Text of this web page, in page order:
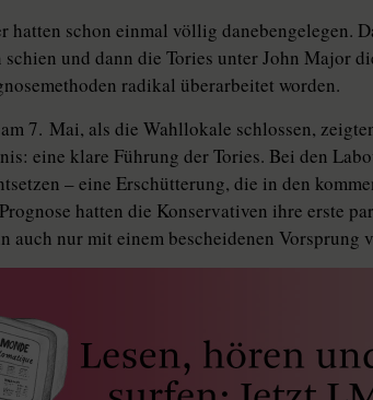
hatten schon einmal völlig danebengelegen.
und dann die Tories unter John Major
radikal überarbeitet worden.
7. Mai, als die Wahllokale schlossen,
eine klare Führung der Tories. Bei den
– eine Erschütterung, die in den
hatten die Konservativen ihre erste
auch nur mit einem bescheidenen Vorsprung